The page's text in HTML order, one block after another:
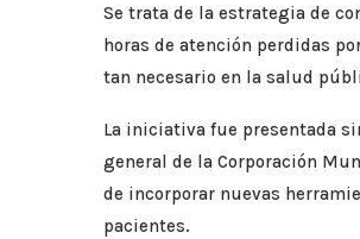
Se trata de la estrategia de
horas de atención perdidas
tan necesario en la salud
La iniciativa fue presentada
general de la Corporación
de incorporar nuevas
pacientes.